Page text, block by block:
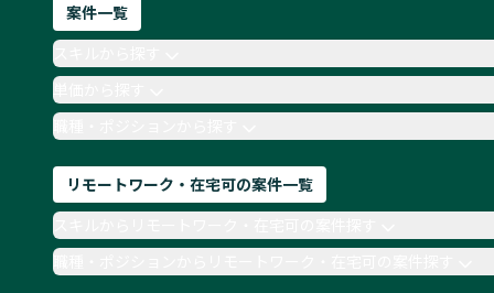
案件一覧
単価から探す
職種・ポジションから探す
リモートワーク・在宅可の案件一覧
職種・ポジションからリモートワーク・在宅可の案件探す